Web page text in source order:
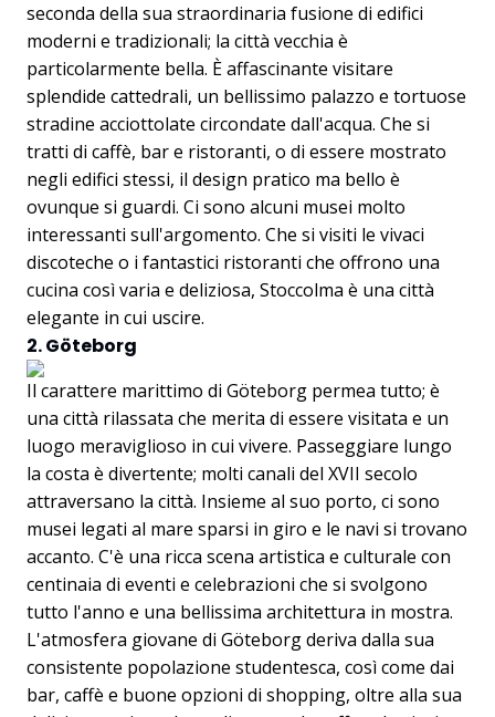
seconda della sua straordinaria fusione di edifici
moderni e tradizionali; la città vecchia è
particolarmente bella. È affascinante visitare
splendide cattedrali, un bellissimo palazzo e tortuose
stradine acciottolate circondate dall'acqua. Che si
tratti di caffè, bar e ristoranti, o di essere mostrato
negli edifici stessi, il design pratico ma bello è
ovunque si guardi. Ci sono alcuni musei molto
interessanti sull'argomento. Che si visiti le vivaci
discoteche o i fantastici ristoranti che offrono una
cucina così varia e deliziosa, Stoccolma è una città
elegante in cui uscire.
2. Göteborg
Il carattere marittimo di Göteborg permea tutto; è
una città rilassata che merita di essere visitata e un
luogo meraviglioso in cui vivere. Passeggiare lungo
la costa è divertente; molti canali del XVII secolo
attraversano la città. Insieme al suo porto, ci sono
musei legati al mare sparsi in giro e le navi si trovano
accanto. C'è una ricca scena artistica e culturale con
centinaia di eventi e celebrazioni che si svolgono
tutto l'anno e una bellissima architettura in mostra.
L'atmosfera giovane di Göteborg deriva dalla sua
consistente popolazione studentesca, così come dai
bar, caffè e buone opzioni di shopping, oltre alla sua